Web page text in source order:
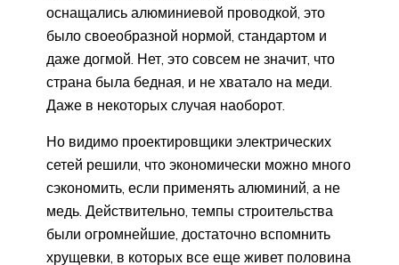
оснащались алюминиевой проводкой, это
было своеобразной нормой, стандартом и
даже догмой. Нет, это совсем не значит, что
страна была бедная, и не хватало на меди.
Даже в некоторых случая наоборот.
Но видимо проектировщики электрических
сетей решили, что экономически можно много
сэкономить, если применять алюминий, а не
медь. Действительно, темпы строительства
были огромнейшие, достаточно вспомнить
хрущевки, в которых все еще живет половина